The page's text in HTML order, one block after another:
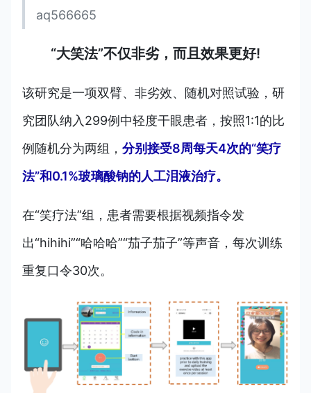
aq566665
“大笑法”不仅非劣，而且效果更好!
该研究是一项双臂、非劣效、随机对照试验，研
究团队纳入299例中轻度干眼患者，按照1:1的比
例随机分为两组， 分别接受8周每天4次的“笑疗
法”和0.1%玻璃酸钠的人工泪液治疗。
在“笑疗法”组，患者需要根据视频指令发
出“hihihi”“哈哈哈”“茄子茄子”等声音，每次训练
重复口令30次。